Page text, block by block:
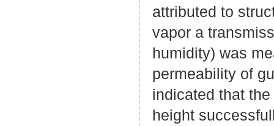
attributed to
vapor a
humidity) was
permeability of
indicated that
height